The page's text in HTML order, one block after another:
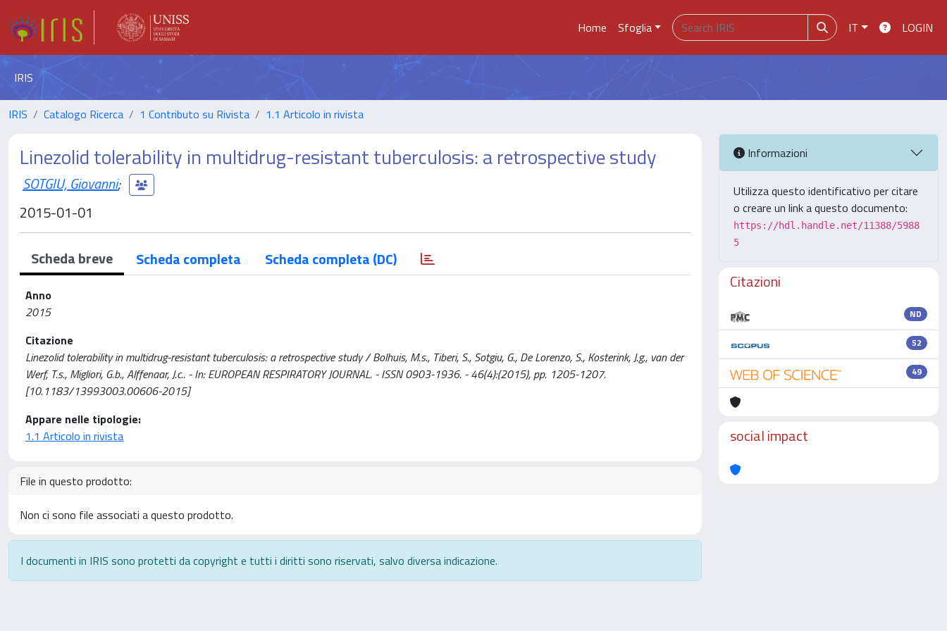
Home Sfoglia IT LOGIN
IRIS
IRIS Catalogo Ricerca 1 Contributo su Rivista 1.1 Articolo in rivista
Linezolid tolerability in multidrug-resistant tuberculosis: a retrospective study
SOTGIU, Giovanni;
2015-01-01
Scheda breve Scheda completa Scheda completa (DC)
Anno
2015
Citazione
Linezolid tolerability in multidrug-resistant tuberculosis: a retrospective study / Bolhuis, M.s., Tiberi, S., Sotgiu, G., De Lorenzo, S., Kosterink, J.g., van der
Werf, T.s., Migliori, G.b., Alffenaar, J.c.. - In: EUROPEAN RESPIRATORY JOURNAL. - ISSN 0903-1936. - 46(4):(2015), pp. 1205-1207.
[10.1183/13993003.00606-2015]
Appare nelle tipologie:
1.1 Articolo in rivista
File in questo prodotto:
Non ci sono file associati a questo prodotto.
I documenti in IRIS sono protetti da copyright e tutti i diritti sono riservati, salvo diversa indicazione.
Informazioni
Utilizza questo identificativo per citare
o creare un link a questo documento:
https://hdl.handle.net/11388/5988
5
Citazioni
ND
52
49
social impact